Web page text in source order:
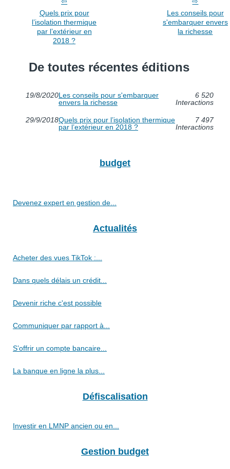
Quels prix pour
l’isolation thermique
par l’extérieur en
2018 ?
Les conseils pour
s'embarquer envers
la richesse
De toutes récentes éditions
19/8/2020Les conseils pour s'embarquer
envers la richesse
6 520
Interactions
29/9/2018Quels prix pour l’isolation thermique
par l’extérieur en 2018 ?
7 497
Interactions
budget
Devenez expert en gestion de...
Actualités
Acheter des vues TikTok :...
Dans quels délais un crédit...
Devenir riche c'est possible
Communiquer par rapport à...
S’offrir un compte bancaire...
La banque en ligne la plus...
Défiscalisation
Investir en LMNP ancien ou en...
Gestion budget